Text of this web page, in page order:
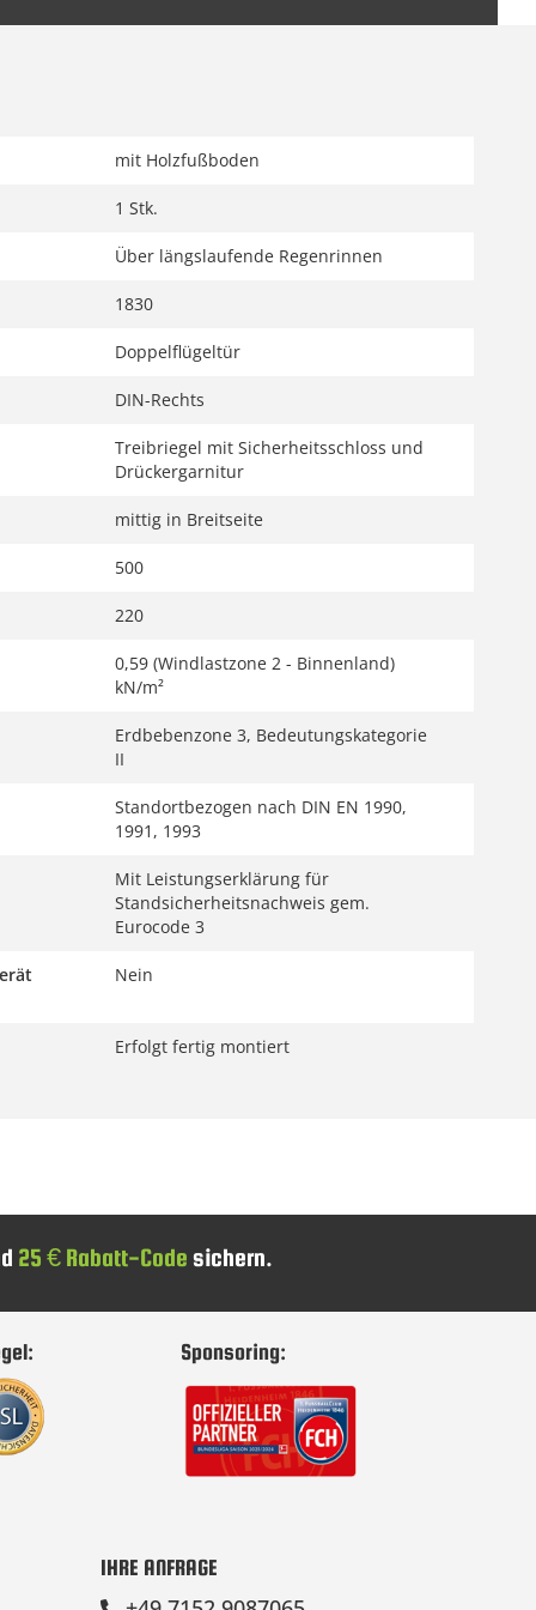
mit Holzfußboden
1 Stk.
Über längslaufende Regenrinnen
1830
Doppelflügeltür
DIN-Rechts
Treibriegel mit Sicherheitsschloss und
Drückergarnitur
mittig in Breitseite
500
220
0,59 (Windlastzone 2 - Binnenland)
kN/m²
Erdbebenzone 3, Bedeutungskategorie
II
Standortbezogen nach DIN EN 1990,
1991, 1993
Mit Leistungserklärung für
Standsicherheitsnachweis gem.
Eurocode 3
Nein
Erfolgt fertig montiert
25 € Rabatt-Code sichern.
Sponsoring:
IHRE ANFRAGE